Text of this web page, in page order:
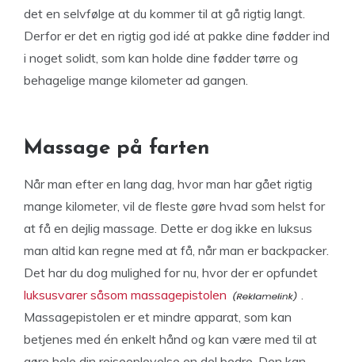
det en selvfølge at du kommer til at gå rigtig langt.
Derfor er det en rigtig god idé at pakke dine fødder ind
i noget solidt, som kan holde dine fødder tørre og
behagelige mange kilometer ad gangen.
Massage på farten
Når man efter en lang dag, hvor man har gået rigtig
mange kilometer, vil de fleste gøre hvad som helst for
at få en dejlig massage. Dette er dog ikke en luksus
man altid kan regne med at få, når man er backpacker.
Det har du dog mulighed for nu, hvor der er opfundet
luksusvarer såsom massagepistolen
.
Massagepistolen er et mindre apparat, som kan
betjenes med én enkelt hånd og kan være med til at